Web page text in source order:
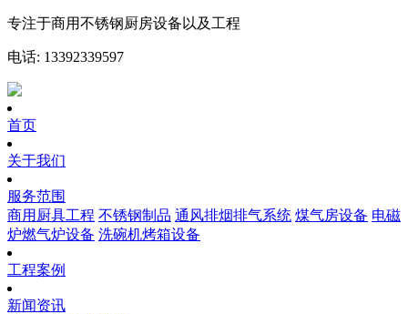
专注于商用不锈钢厨房设备以及工程
电话: 13392339597
首页
关于我们
服务范围
商用厨具工程 不锈钢制品 通风排烟排气系统 煤气房设备 电磁
炉燃气炉设备 洗碗机烤箱设备
工程案例
新闻资讯